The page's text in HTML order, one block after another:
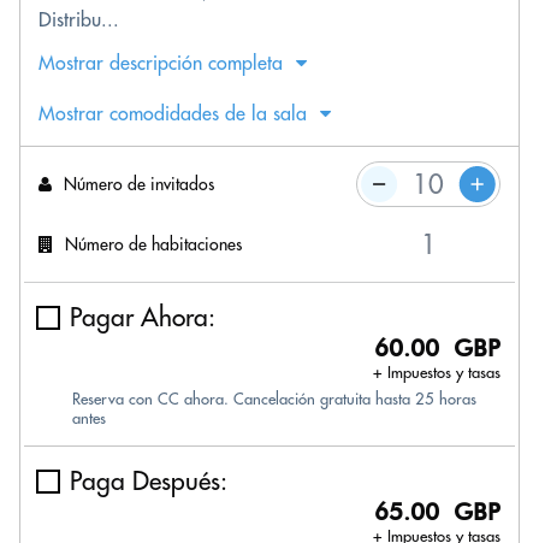
Distribu...
Mostrar descripción completa
Mostrar comodidades de la sala
Número de invitados
Número de habitaciones
Pagar Ahora:
60.00 GBP
+ Impuestos y tasas
Reserva con CC ahora. Cancelación gratuita hasta 25 horas
antes
Paga Después:
65.00 GBP
+ Impuestos y tasas